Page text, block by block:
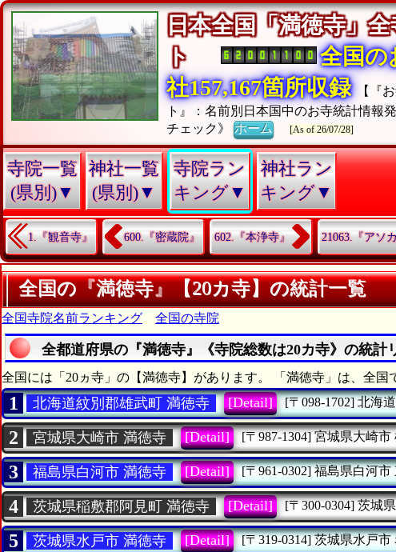
日本全国「満徳寺」
ト
全国の
社157,167箇所収録
【『
ト』：名前別日本国中のお寺統計情報
チェック》ホーム [As of 26/07/28]
寺院一覧
(県別)▼
神社一覧
(県別)▼
寺院ラン
キング▼
神社ラン
キング▼
1.『観音寺』 600.『密蔵院』 602.『本浄寺』 21063.『アソ
全国の『満徳寺』【20カ寺】の統計一覧
全国寺院名前ランキング 全国の寺院
全都道府県の『満徳寺』《寺院総数は20カ寺》の統計
全国には「20ヵ寺」の【満徳寺】があります。 「満徳寺」は、全国
1 北海道紋別郡雄武町 満徳寺 [Detail] [〒098-1702] 北海
2 宮城県大崎市 満徳寺 [Detail] [〒987-1304] 宮城県大崎市
3 福島県白河市 満徳寺 [Detail] [〒961-0302] 福島県白河市
4 茨城県稲敷郡阿見町 満徳寺 [Detail] [〒300-0304] 茨城
5 茨城県水戸市 満徳寺 [Detail] [〒319-0314] 茨城県水戸市